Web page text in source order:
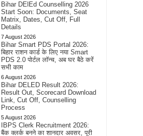
Bihar DElEd Counselling 2026
Start Soon: Documents, Seat
Matrix, Dates, Cut Off, Full
Details
7 August 2026
Bihar Smart PDS Portal 2026:
बिहार राशन कार्ड के लिए नया Smart
PDS 2.0 पोर्टल लॉन्च, अब घर बैठे करें
सभी काम
6 August 2026
Bihar DELED Result 2026:
Result Out, Scorecard Download
Link, Cut Off, Counselling
Process
5 August 2026
IBPS Clerk Recruitment 2026:
बैंक क्लर्क बनने का शानदार अवसर, पूरी